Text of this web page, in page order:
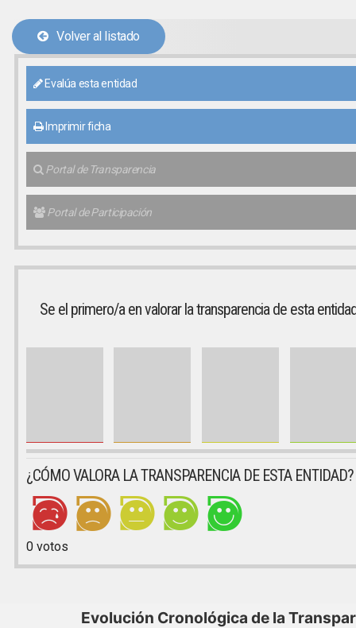
Volver al listado
Evalúa esta entidad
Imprimir ficha
Portal de Transparencia
Portal de Participación
Se el primero/a en valorar la transparencia de esta
¿CÓMO VALORA LA TRANSPARENCIA DE ESTA ENTIDAD?
0votos
Evolución Cronológica de la